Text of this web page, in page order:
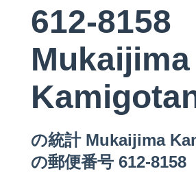
612-8158
Mukaijima
の統計 Mukaijima
の郵便番号 612-8158